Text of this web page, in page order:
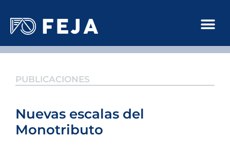
PUBLICACIONES
Nuevas escalas del
Monotributo